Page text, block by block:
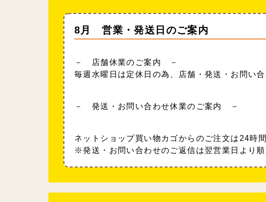
8月 営業・発送日のご案内
－ 店舗休業のご案内 －
毎週水曜日は定休日の為、店舗・発送・お問い
－ 発送・お問い合わせ休業のご案内 －
ネットショップ買い物カゴからのご注文は24時
※発送・お問い合わせのご返信は翌営業日より順